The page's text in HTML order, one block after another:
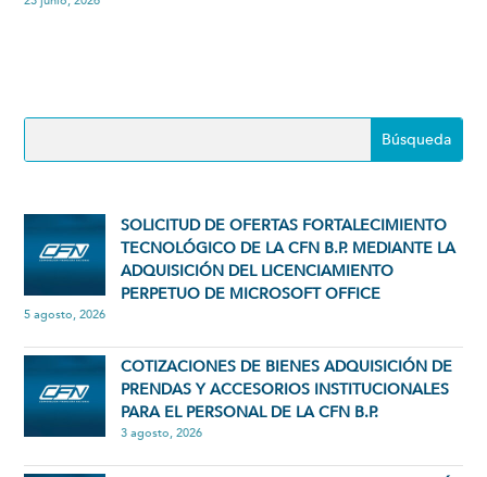
SOLICITUD DE OFERTAS FORTALECIMIENTO
TECNOLÓGICO DE LA CFN B.P. MEDIANTE LA
ADQUISICIÓN DEL LICENCIAMIENTO
PERPETUO DE MICROSOFT OFFICE
5 agosto, 2026
COTIZACIONES DE BIENES ADQUISICIÓN DE
PRENDAS Y ACCESORIOS INSTITUCIONALES
PARA EL PERSONAL DE LA CFN B.P.
3 agosto, 2026